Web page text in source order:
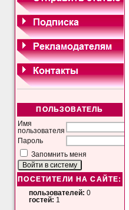
ПОЛЬЗОВАТЕЛЬ
Имя
пользователя
Пароль
Запомнить меня
ПОСЕТИТЕЛИ НА САЙТЕ:
пользователей: 0
гостей: 1